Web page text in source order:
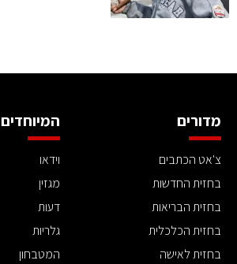
מדורים
צ'אט הכתבים
בחזית החדשות
בחזית הבריאות
בחזית הכלכלית
בחזית לאישה
המיוחדים
וידאו
מגזין
דעות
גלריות
המטבחון